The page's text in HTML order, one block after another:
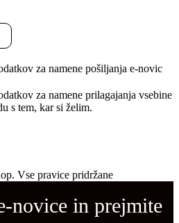
za namene pošiljanja e-novic
za namene prilagajanja vsebine
s tem, kar si želim.
Vse pravice pridržane
novice in prejmite